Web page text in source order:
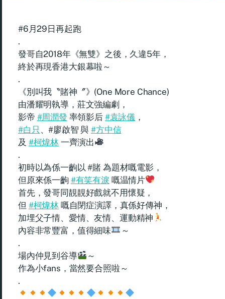
#6月29日再起跑
.
發哥自2018年《無雙》之後，久違5年，
終於再現香港大銀幕啦～
.
《別叫我〝賭神〞》(One More Chance)
由潘耀明執導，莊文強編劇，
影帝 #周潤發 率領影后 #袁詠儀 ，
#白只 、#廖啟智 與#方中信
及 #柯煒林 一齊演出
.
初時以為係一齣以 #賭 為題材嘅電影，
但原來係一齣 #有笑有淚 嘅温情片
首先，發哥同靚靚好戲就不用懷疑，
但 #柯煒林 嘅自閉症演譯，真係好傳神，
加埋父子情、愛情、友情、運動精神
內容非常豐富，值得細味
～
.
場內仲見到谷導
～
作為小fans，當然要合照啦～
.